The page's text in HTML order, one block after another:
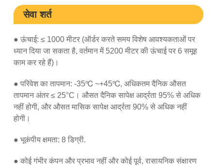
सेवा शर्त
● ऊंचाई: ≤ 1000 मीटर (ऑर्डर करते समय विशेष आवश्यकताओं पर
ध्यान दिया जा सकता है, वर्तमान में 5200 मीटर की ऊंचाई पर 6 समूह
काम कर रहे हैं)।
● परिवेश का तापमान: -35℃ ~+45℃, अधिकतम दैनिक औसत
तापमान अंतर ≤ 25°C। औसत दैनिक सापेक्ष आर्द्रता 95% से अधिक
नहीं होगी, और औसत मासिक सापेक्ष आर्द्रता 90% से अधिक नहीं
होगी।
● भूकंपीय क्षमता: 8 डिग्री.
● कोई गंभीर कंपन और प्रभाव नहीं और कोई पूर्व, रासायनिक संक्षारण